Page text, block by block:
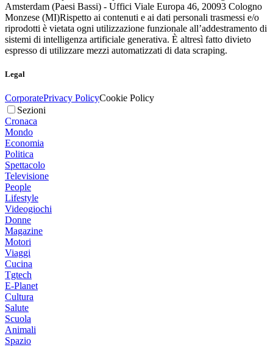
Amsterdam (Paesi Bassi) - Uffici Viale Europa 46, 20093 Cologno
Monzese (MI)Rispetto ai contenuti e ai dati personali trasmessi e/o
riprodotti è vietata ogni utilizzazione funzionale all’addestramento di
sistemi di intelligenza artificiale generativa. È altresì fatto divieto
espresso di utilizzare mezzi automatizzati di data scraping.
Legal
CorporatePrivacy PolicyCookie Policy
Sezioni
Cronaca
Mondo
Economia
Politica
Spettacolo
Televisione
People
Lifestyle
Videogiochi
Donne
Magazine
Motori
Viaggi
Cucina
Tgtech
E-Planet
Cultura
Salute
Scuola
Animali
Spazio